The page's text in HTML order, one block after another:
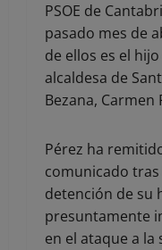
PSOE de
pasado mes de
de ellos es el
alcaldesa de
Bezana, Carmen
Pérez ha
comunicado tras
detención de su
presuntamente
en el ataque a la